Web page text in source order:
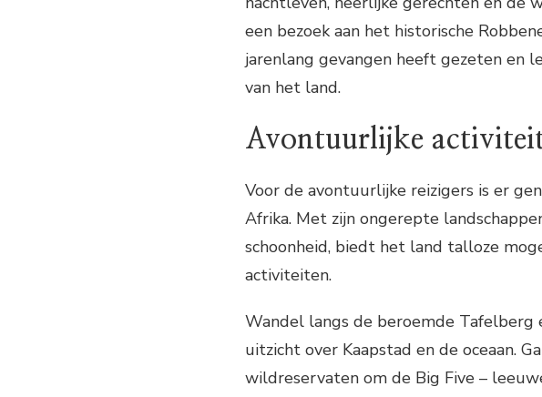
een bezoek aan het historische
jarenlang gevangen heeft gezeten en
van het land.
Avontuurlijke
Voor de avontuurlijke reizigers is er
Afrika. Met zijn ongerepte
schoonheid, biedt het land talloze
activiteiten.
Wandel langs de beroemde Tafelberg
uitzicht over Kaapstad en de oceaan.
wildreservaten om de Big Five –